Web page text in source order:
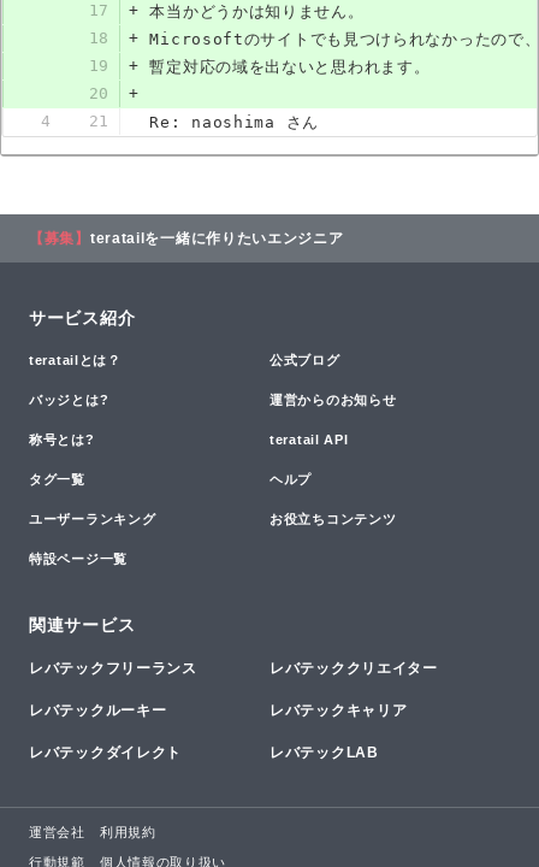
17
+
本当かどうかは知りません。
18
+
Microsoftのサイトでも見つけられなかったので、
19
+
暫定対応の域を出ないと思われます。
20
+
4
21 Re: naoshima さん
【募集】 teratailを一緒に作りたいエンジニア
サービス紹介
teratailとは？ 公式ブログ
バッジとは? 運営からのお知らせ
称号とは? teratail API
タグ一覧 ヘルプ
ユーザーランキング お役立ちコンテンツ
特設ページ一覧
関連サービス
レバテックフリーランス レバテッククリエイター
レバテックルーキー レバテックキャリア
レバテックダイレクト レバテックLAB
運営会社 利用規約
行動規範 個人情報の取り扱い